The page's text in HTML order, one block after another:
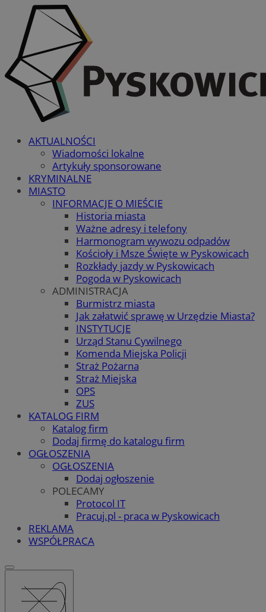
AKTUALNOŚCI
Wiadomości lokalne
Artykuły sponsorowane
KRYMINALNE
MIASTO
INFORMACJE O MIEŚCIE
Historia miasta
Ważne adresy i telefony
Harmonogram wywozu odpadów
Kościoły i Msze Święte w Pyskowicach
Rozkłady jazdy w Pyskowicach
Pogoda w Pyskowicach
ADMINISTRACJA
Burmistrz miasta
Jak załatwić sprawę w Urzędzie Miasta?
INSTYTUCJE
Urząd Stanu Cywilnego
Komenda Miejska Policji
Straż Pożarna
Straż Miejska
OPS
ZUS
KATALOG FIRM
Katalog firm
Dodaj firmę do katalogu firm
OGŁOSZENIA
OGŁOSZENIA
Dodaj ogłoszenie
POLECAMY
Protocol IT
Pracuj.pl - praca w Pyskowicach
REKLAMA
WSPÓŁPRACA